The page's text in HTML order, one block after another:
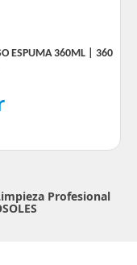
ESPUMA 360ML | 360
Profesional